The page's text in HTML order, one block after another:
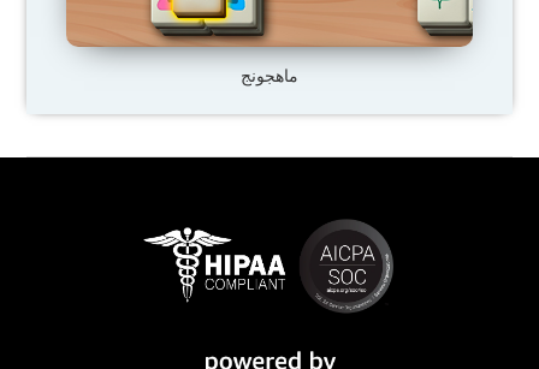
ماهجونج